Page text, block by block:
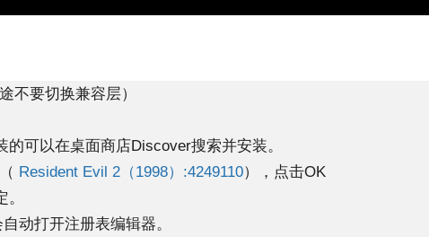
不要切换兼容层）
可以在桌面商店Discover搜索并安装。
Resident Evil 2（1998）:4249110），点击OK
。
自动打开注册表编辑器。